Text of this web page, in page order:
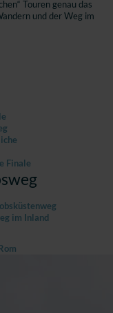
Touren genau das
und der Weg im
Finale
im Inland